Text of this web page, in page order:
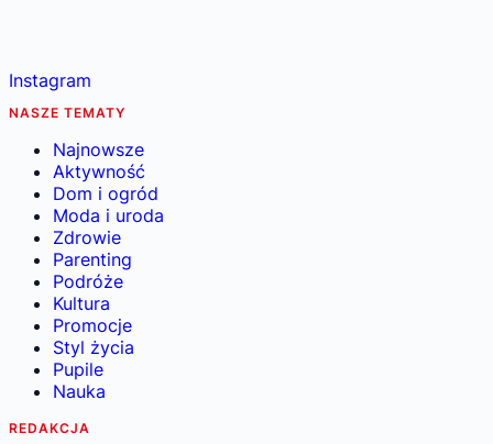
Instagram
NASZE TEMATY
Najnowsze
Aktywność
Dom i ogród
Moda i uroda
Zdrowie
Parenting
Podróże
Kultura
Promocje
Styl życia
Pupile
Nauka
REDAKCJA